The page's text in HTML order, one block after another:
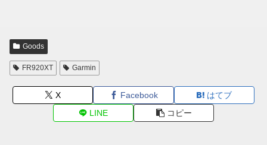
Goods
FR920XT Garmin
X Facebook
はてブ
LINE
コピー